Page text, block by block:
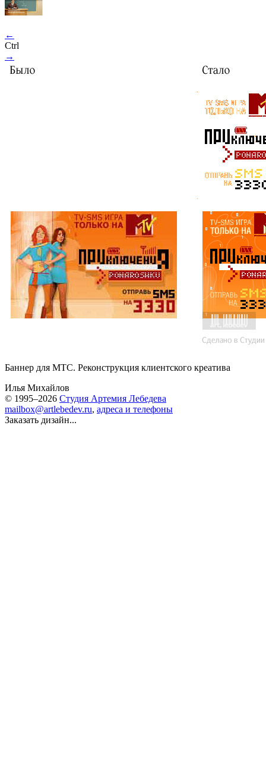
←
Ctrl
→
Баннер для МТС. Реконструкция клиентского креатива
Илья Михайлов
© 1995–2026 Студия Артемия Лебедева
mailbox@artlebedev.ru, адреса и телефоны
Заказать дизайн...